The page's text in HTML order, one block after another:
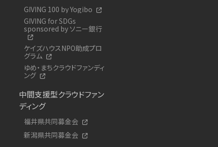
GIVING 100 by Yogibo
GIVING for SDGs
sponsored by ソニー銀行
ケイズハウスNPO助成プロ
グラム
ゆめ・まちクラウドファンディ
ング
中間支援型クラウドファン
ディング
福井県共同募金会
新潟県共同募金会